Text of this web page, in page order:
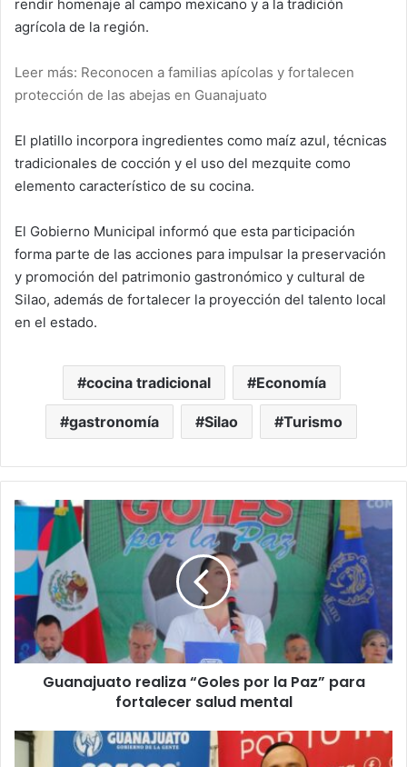
rendir homenaje al campo mexicano y a la tradición
agrícola de la región.
Leer más: Reconocen a familias apícolas y fortalecen
protección de las abejas en Guanajuato
El platillo incorpora ingredientes como maíz azul, técnicas
tradicionales de cocción y el uso del mezquite como
elemento característico de su cocina.
El Gobierno Municipal informó que esta participación
forma parte de las acciones para impulsar la preservación
y promoción del patrimonio gastronómico y cultural de
Silao, además de fortalecer la proyección del talento local
en el estado.
cocina tradicional Economía
gastronomía Silao Turismo
Guanajuato
realiza
“Goles
por
Paz”
para
fortalecer
salud
mentalGuanajuato realiza “Goles por la Paz” para
fortalecer salud mental
Guanajuato